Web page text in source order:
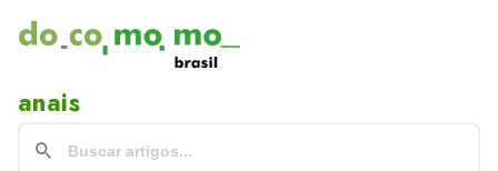
anais